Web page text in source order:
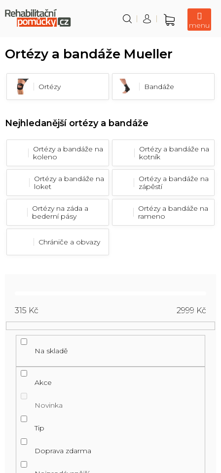
na
obsah
Nákupní
Ortézy a bandáže Mueller
Ortézy Bandáže
Nejhledanější ortézy a bandáže
Ortézy a bandáže na
koleno
Ortézy a bandáže na
kotník
Ortézy a bandáže na
loket
Ortézy a bandáže na
zápěstí
Ortézy na záda a
bederní pásy
Ortézy a bandáže na
rameno
Chrániče a obvazy
315 Kč 2999 Kč
Na skladě
Akce
Novinka
Tip
Doprava zdarma